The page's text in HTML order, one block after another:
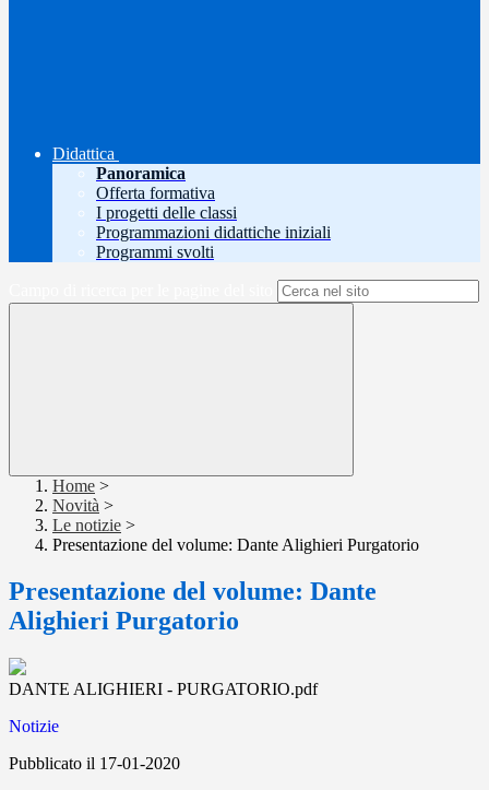
Didattica
Panoramica
Offerta formativa
I progetti delle classi
Programmazioni didattiche iniziali
Programmi svolti
Home >
Novità >
Le notizie >
Presentazione del volume: Dante Alighieri Purgatorio
Presentazione del volume: Dante
Alighieri Purgatorio
DANTE ALIGHIERI - PURGATORIO.pdf
Notizie
Pubblicato il 17-01-2020